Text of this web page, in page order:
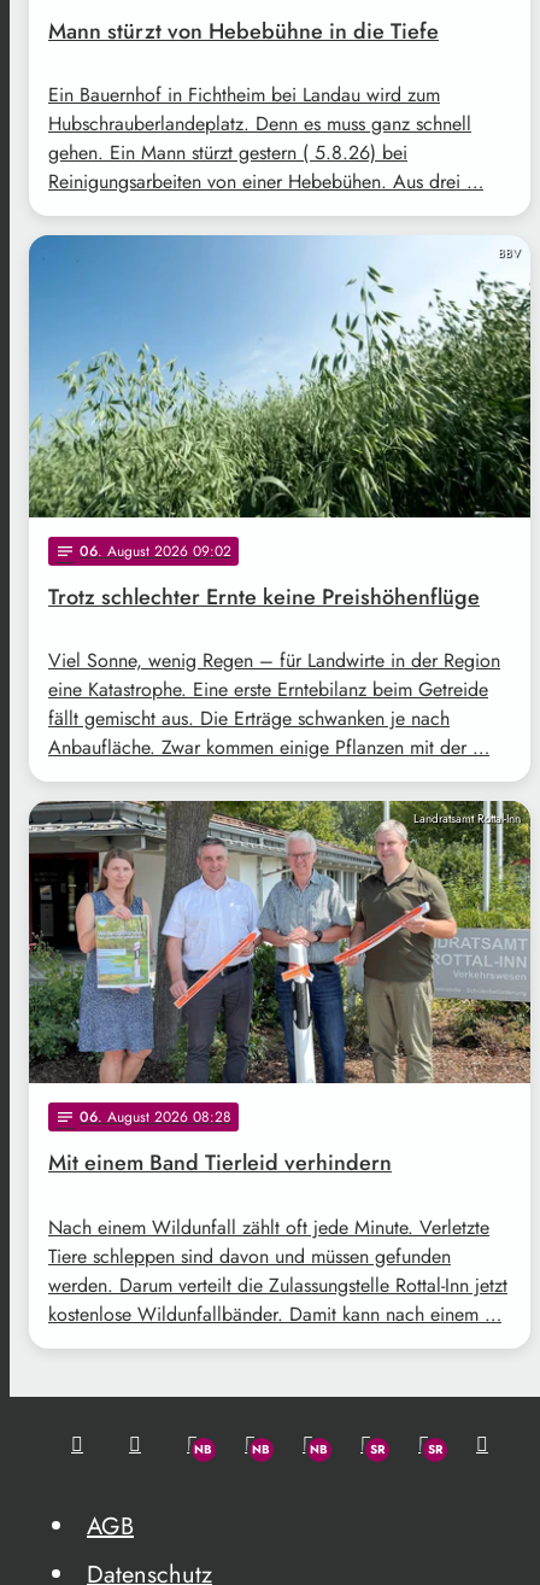
Mann stürzt von Hebebühne in die Tiefe
Ein Bauernhof in Fichtheim bei Landau wird zum
Hubschrauberlandeplatz. Denn es muss ganz schnell
gehen. Ein Mann stürzt gestern ( 5.8.26) bei
Reinigungsarbeiten von einer Hebebühen. Aus drei …
BBV
notes 06. August 2026 09:02
Trotz schlechter Ernte keine Preishöhenflüge
Viel Sonne, wenig Regen – für Landwirte in der Region
eine Katastrophe. Eine erste Erntebilanz beim Getreide
fällt gemischt aus. Die Erträge schwanken je nach
Anbaufläche. Zwar kommen einige Pflanzen mit der …
Landratsamt Rottal-Inn
notes 06. August 2026 08:28
Mit einem Band Tierleid verhindern
Nach einem Wildunfall zählt oft jede Minute. Verletzte
Tiere schleppen sind davon und müssen gefunden
werden. Darum verteilt die Zulassungstelle Rottal-Inn jetzt
kostenlose Wildunfallbänder. Damit kann nach einem …
AGB
Datenschutz